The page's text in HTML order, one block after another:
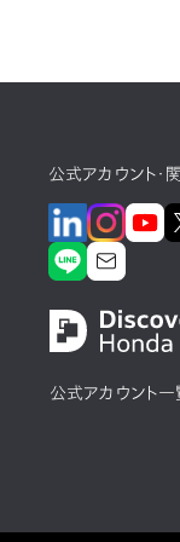
公式アカウント・
公式アカウント一